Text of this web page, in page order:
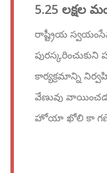
5.25 లక్షల
రాష్ట్రీయ
కార్యక్రమాన్ని
వేణువు
హోయా ఖోలి కా